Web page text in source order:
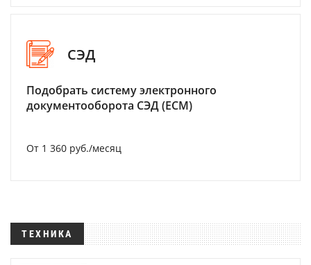
СЭД
Подобрать систему электронного
документооборота СЭД (ECM)
От 1 360 руб./месяц
ТЕХНИКА